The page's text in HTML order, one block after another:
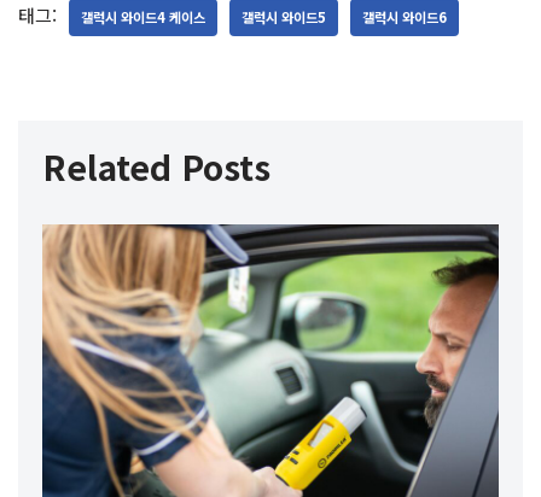
태그: 갤럭시 와이드4 케이스 갤럭시 와이드5 갤럭시 와이드6
Related Posts